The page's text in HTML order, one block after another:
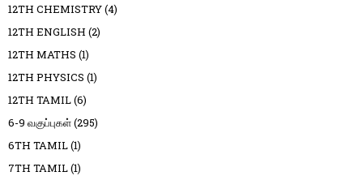
12TH CHEMISTRY(4)
12TH ENGLISH (2)
12TH MATHS (1)
12TH PHYSICS (1)
12TH TAMIL(6)
6-9 வகுப்புகள்(295)
6TH TAMIL(1)
7TH TAMIL(1)